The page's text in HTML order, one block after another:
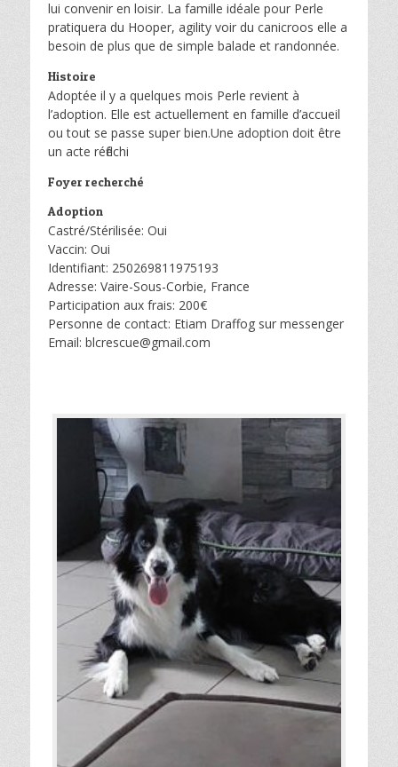
lui convenir en loisir. La famille idéale pour Perle
pratiquera du Hooper, agility voir du canicroos elle a
besoin de plus que de simple balade et randonnée.
Histoire
Adoptée il y a quelques mois Perle revient à
l’adoption. Elle est actuellement en famille d’accueil
ou tout se passe super bien.Une adoption doit être
un acte réfléchi
Foyer recherché
Adoption
Castré/Stérilisée: Oui
Vaccin: Oui
Identifiant: 250269811975193
Adresse: Vaire-Sous-Corbie, France
Participation aux frais: 200€
Personne de contact: Etiam Draffog sur messenger
Email: blcrescue@gmail.com